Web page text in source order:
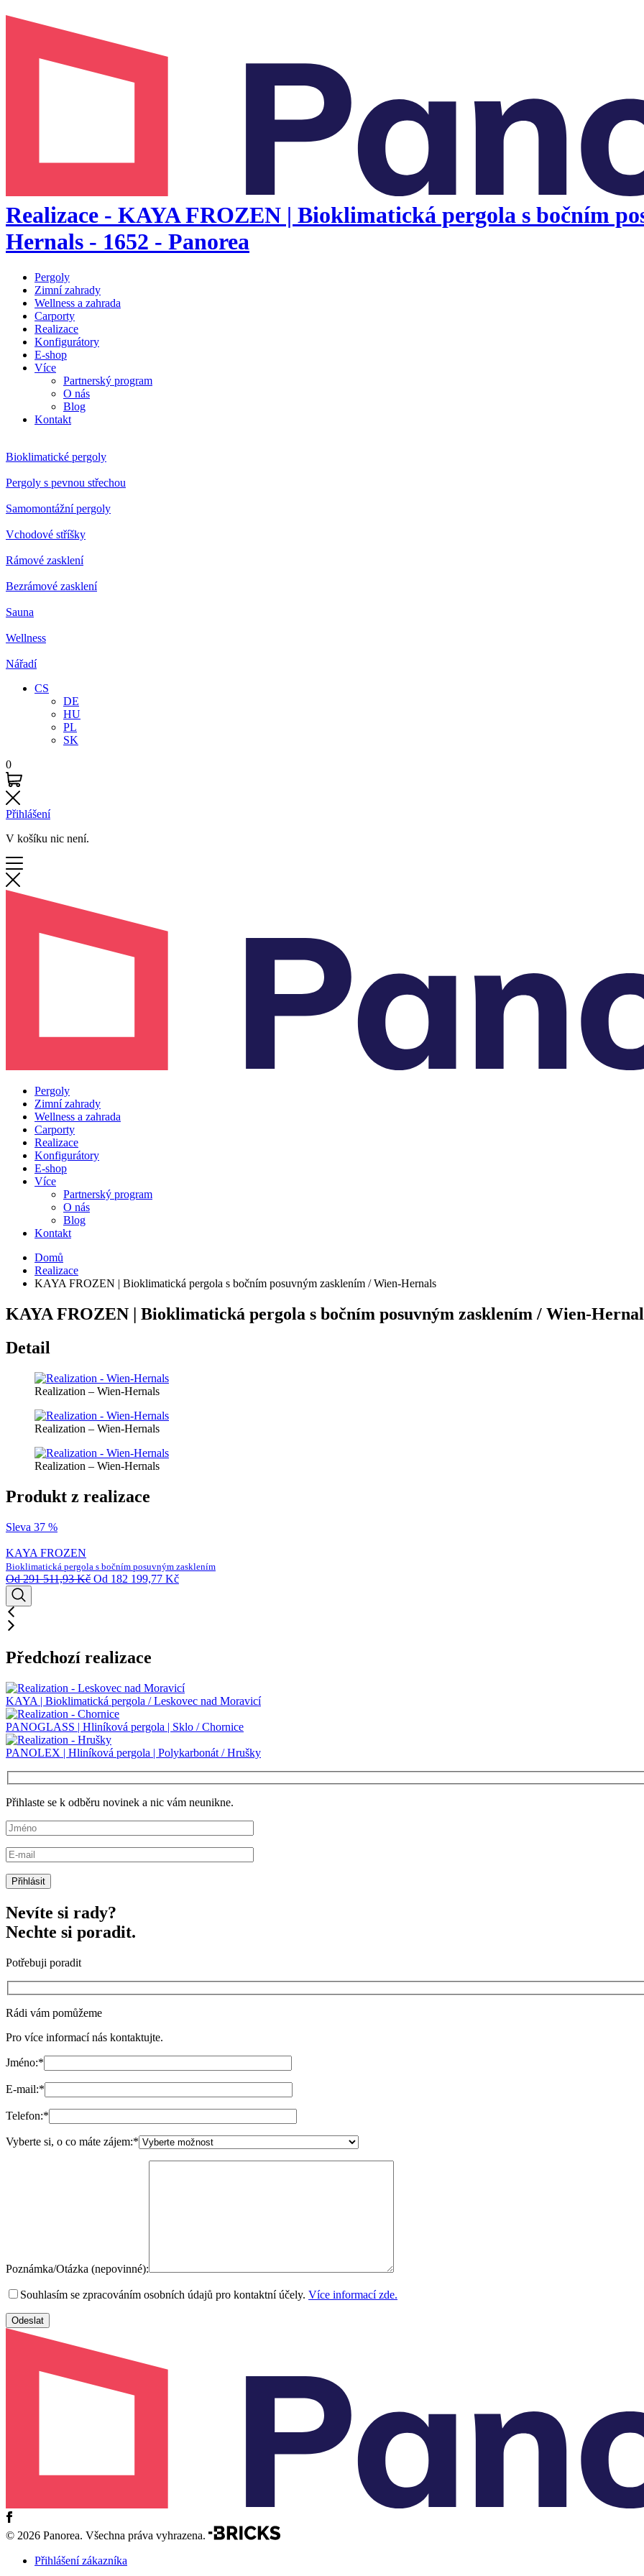
Realizace - KAYA FROZEN | Bioklimatická pergola s bočním
Hernals - 1652 - Panorea
Pergoly
Zimní zahrady
Wellness a zahrada
Carporty
Realizace
Konfigurátory
E-shop
Více
Partnerský program
O nás
Blog
Kontakt
Bioklimatické pergoly
Pergoly s pevnou střechou
Samomontážní pergoly
Vchodové stříšky
Rámové zasklení
Bezrámové zasklení
Sauna
Wellness
Nářadí
CS
DE
HU
PL
SK
0
Přihlášení
V košíku nic není.
Pergoly
Zimní zahrady
Wellness a zahrada
Carporty
Realizace
Konfigurátory
E-shop
Více
Partnerský program
O nás
Blog
Kontakt
Domů
Realizace
KAYA FROZEN | Bioklimatická pergola s bočním posuvným zasklením / Wien-Hernals
KAYA FROZEN | Bioklimatická pergola s bočním posuvným zasklením / Wien-
Detail
Realization – Wien-Hernals
Realization – Wien-Hernals
Realization – Wien-Hernals
Produkt z realizace
Sleva 37 %
KAYA FROZEN
Bioklimatická pergola s bočním posuvným zasklením
Od291 511,93Kč Od 182 199,77 Kč
Předchozí realizace
KAYA | Bioklimatická pergola / Leskovec nad Moravicí
PANOGLASS | Hliníková pergola | Sklo / Chornice
PANOLEX | Hliníková pergola | Polykarbonát / Hrušky
Přihlaste se k odběru novinek a nic vám neunikne.
Nevíte si rady?
Nechte si poradit.
Potřebuji poradit
Rádi vám pomůžeme
Pro více informací nás kontaktujte.
Jméno:*
E-mail:*
Telefon:*
Vyberte si, o co máte zájem:*
Poznámka/Otázka (nepovinné):
Souhlasím se zpracováním osobních údajů pro kontaktní účely. Více informací zde.
© 2026 Panorea. Všechna práva vyhrazena.
Přihlášení zákazníka